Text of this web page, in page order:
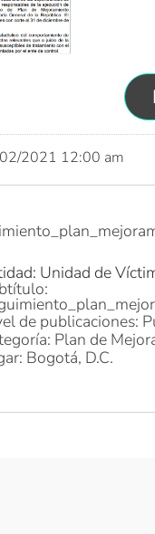
2021 12:00 am
Unidad de
de publicaciones:
Plan de
Bogotá, D.C.